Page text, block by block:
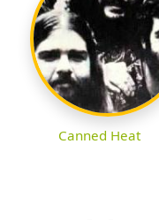
Canned Heat